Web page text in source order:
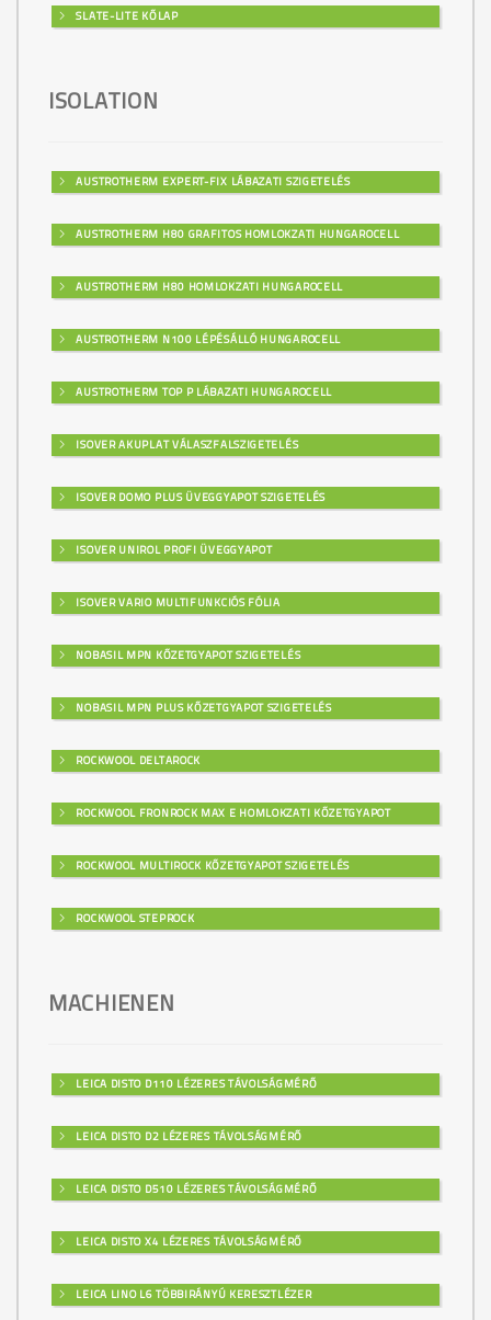
SLATE-LITE KŐLAP
ISOLATION
AUSTROTHERM EXPERT-FIX LÁBAZATI SZIGETELÉS
AUSTROTHERM H80 GRAFITOS HOMLOKZATI HUNGAROCELL
AUSTROTHERM H80 HOMLOKZATI HUNGAROCELL
AUSTROTHERM N100 LÉPÉSÁLLÓ HUNGAROCELL
AUSTROTHERM TOP P LÁBAZATI HUNGAROCELL
ISOVER AKUPLAT VÁLASZFALSZIGETELÉS
ISOVER DOMO PLUS ÜVEGGYAPOT SZIGETELÉS
ISOVER UNIROL PROFI ÜVEGGYAPOT
ISOVER VARIO MULTIFUNKCIÓS FÓLIA
NOBASIL MPN KŐZETGYAPOT SZIGETELÉS
NOBASIL MPN PLUS KŐZETGYAPOT SZIGETELÉS
ROCKWOOL DELTAROCK
ROCKWOOL FRONROCK MAX E HOMLOKZATI KŐZETGYAPOT
ROCKWOOL MULTIROCK KŐZETGYAPOT SZIGETELÉS
ROCKWOOL STEPROCK
MACHIENEN
LEICA DISTO D110 LÉZERES TÁVOLSÁGMÉRŐ
LEICA DISTO D2 LÉZERES TÁVOLSÁGMÉRŐ
LEICA DISTO D510 LÉZERES TÁVOLSÁGMÉRŐ
LEICA DISTO X4 LÉZERES TÁVOLSÁGMÉRŐ
LEICA LINO L6 TÖBBIRÁNYÚ KERESZTLÉZER